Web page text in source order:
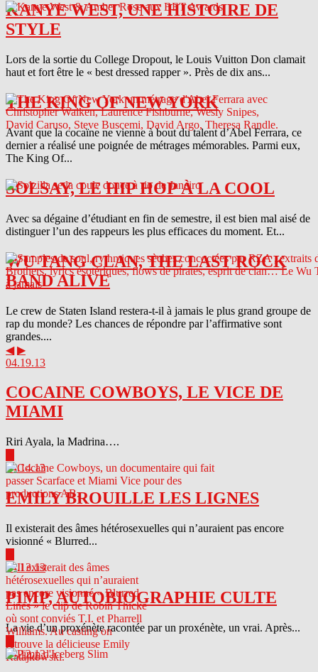
KANYE WEST, UNE HISTOIRE DE
STYLE
Lors de la sortie du College Dropout, le Louis Vuitton Don clamait
haut et fort être le « best dressed rapper ». Près de dix ans...
THE KING OF NEW YORK
Avant que la cocaïne ne vienne à bout du talent d’Abel Ferrara, ce
dernier a réalisé une poignée de métrages mémorables. Parmi eux,
The King Of...
SOLSAY, LE HIP HOP À LA COOL
Avec sa dégaine d’étudiant en fin de semestre, il est bien mal aisé de
distinguer l’un des rappeurs les plus efficaces du moment. Et...
WU TANG CLAN, THE LAST ROCK
BAND ALIVE
Le crew de Staten Island restera-t-il à jamais le plus grand groupe de
rap du monde? Les chances de répondre par l’affirmative sont
grandes....
◀ ▶
04.19.13
COCAINE COWBOYS, LE VICE DE
MIAMI
Riri Ayala, la Madrina….
04.14.13
EMILY BROUILLE LES LIGNES
Il existerait des âmes hétérosexuelles qui n’auraient pas encore
visionné « Blurred...
04.13.13
PIMP, AUTOBIOGRAPHIE CULTE
La vie d’un proxénète racontée par un proxénète, un vrai. Après...
04.12.13